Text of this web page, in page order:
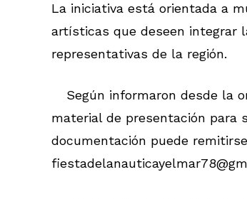
La iniciativa está orientada a
artísticas que deseen integrar
representativas de la región.
Según informaron desde la
material de presentación para
documentación puede